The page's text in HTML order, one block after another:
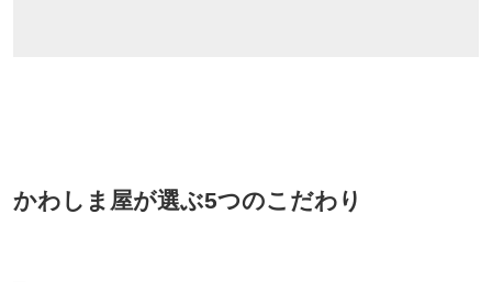
かわしま屋が選ぶ5つのこだわり